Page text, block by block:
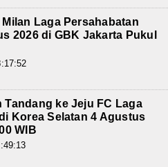
Laga Persahabatan
2026 di GBK Jakarta Pukul
Tandang ke Jeju FC Laga
Korea Selatan 4 Agustus
WIB